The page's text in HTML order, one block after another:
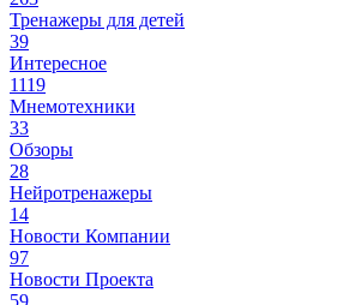
Тренажеры для детей
39
Интересное
1119
Мнемотехники
33
Обзоры
28
Нейротренажеры
14
Новости Компании
97
Новости Проекта
59